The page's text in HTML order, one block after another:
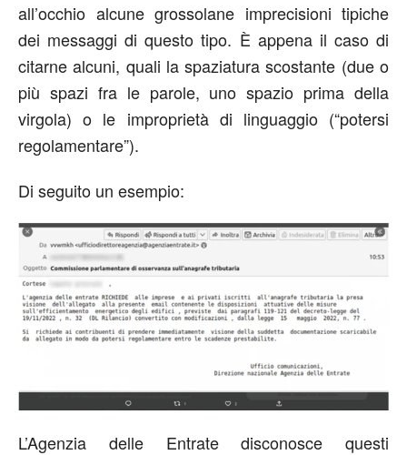
all’occhio alcune grossolane imprecisioni tipiche
dei messaggi di questo tipo. È appena il caso di
citarne alcuni, quali la spaziatura scostante (due o
più spazi fra le parole, uno spazio prima della
virgola) o le improprietà di linguaggio (“potersi
regolamentare”).
Di seguito un esempio:
L’Agenzia delle Entrate disconosce questi